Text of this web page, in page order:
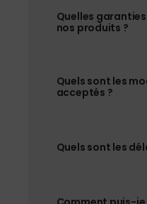
Quelles
nos produits ?
Quels sont les
acceptés ?
Quels sont les